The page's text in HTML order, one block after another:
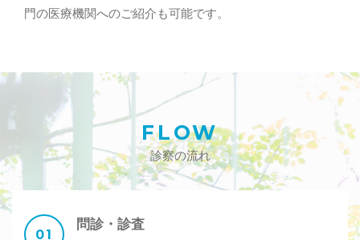
門の医療機関へのご紹介も可能です。
FLOW
診察の流れ
問診・診査